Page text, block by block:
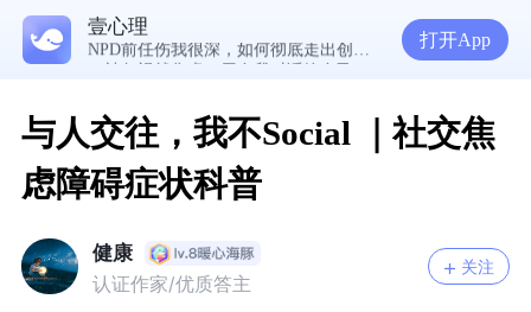
壹心理
一被忽视就焦虑？用自我对话给自己安全感
打开App
与人交往，我不Social ｜社交焦
虑障碍症状科普
健康
认证作家/优质答主
关注